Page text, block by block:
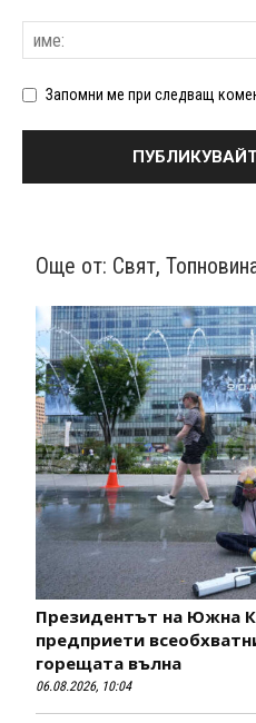
Запомни ме при следващ
Още от: Свят,
Президентът на Южна
предприети
горещата вълна
06.08.2026, 10:04